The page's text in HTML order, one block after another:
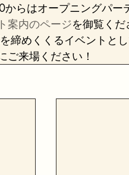
らはオープニングパ
案内のページを御覧くだ
締めくくるイベントと
ご来場ください！